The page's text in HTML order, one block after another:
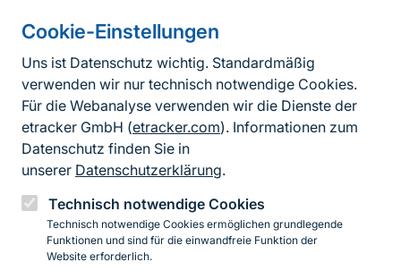
Cookie-Einstellungen
Uns ist Datenschutz wichtig. Standardmäßig
verwenden wir nur technisch notwendige Cookies.
Für die Webanalyse verwenden wir die Dienste der
etracker GmbH (etracker.com). Informationen zum
Datenschutz finden Sie in
unserer Datenschutzerklärung.
Technisch notwendige Cookies
Technisch notwendige Cookies ermöglichen grundlegende
Funktionen und sind für die einwandfreie Funktion der
Website erforderlich.
Informationen zur Seite
FußzeileKontakt zum BfN
Kontaktformular
Erklärung zur Barrierefreiheit
Impressum
Datenschutz